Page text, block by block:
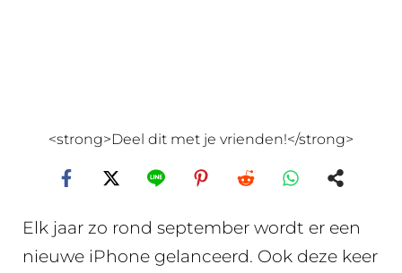
<strong>Deel dit met je vrienden!</strong>
Elk jaar zo rond september wordt er een
nieuwe iPhone gelanceerd. Ook deze keer